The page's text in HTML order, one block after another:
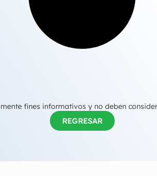
fines informativos y no deben
REGRESAR